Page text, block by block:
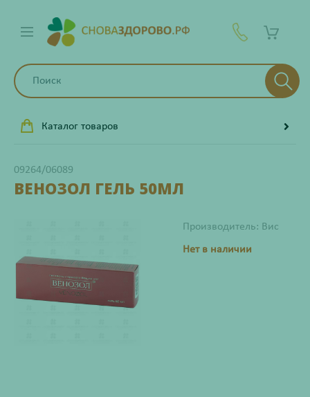
Каталог товаров
09264/06089
ВЕНОЗОЛ ГЕЛЬ 50МЛ
Производитель: Вис
Нет в наличии